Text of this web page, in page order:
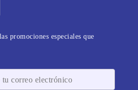
promociones especiales que